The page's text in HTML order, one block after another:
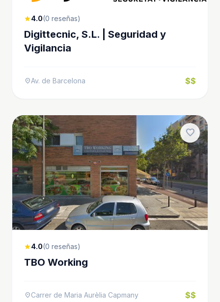
star4.0(0 reseñas)
Digittecnic, S.L. | Seguridad y
Vigilancia
location_onAv. de Barcelona $$
favorite
star4.0(0 reseñas)
TBO Working
location_onCarrer de Maria Aurèlia Capmany $$